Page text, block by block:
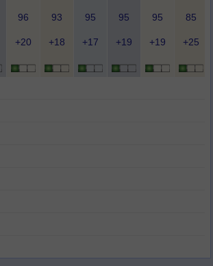
96 93 95 95 95 85
+20 +18 +17 +19 +19 +25